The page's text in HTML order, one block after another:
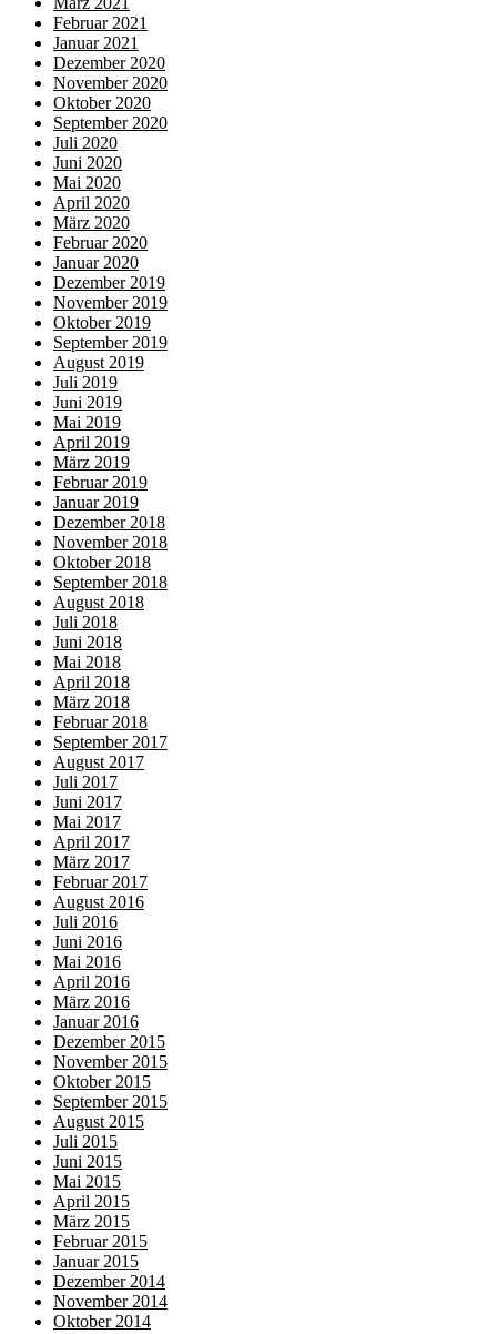
Februar 2021
Januar 2021
Dezember 2020
November 2020
Oktober 2020
September 2020
Juli 2020
Juni 2020
Mai 2020
April 2020
März 2020
Februar 2020
Januar 2020
Dezember 2019
November 2019
Oktober 2019
September 2019
August 2019
Juli 2019
Juni 2019
Mai 2019
April 2019
März 2019
Februar 2019
Januar 2019
Dezember 2018
November 2018
Oktober 2018
September 2018
August 2018
Juli 2018
Juni 2018
Mai 2018
April 2018
März 2018
Februar 2018
September 2017
August 2017
Juli 2017
Juni 2017
Mai 2017
April 2017
März 2017
Februar 2017
August 2016
Juli 2016
Juni 2016
Mai 2016
April 2016
März 2016
Januar 2016
Dezember 2015
November 2015
Oktober 2015
September 2015
August 2015
Juli 2015
Juni 2015
Mai 2015
April 2015
März 2015
Februar 2015
Januar 2015
Dezember 2014
November 2014
Oktober 2014